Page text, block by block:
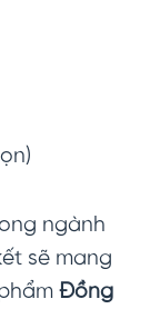
ngành
sẽ mang
Đồng